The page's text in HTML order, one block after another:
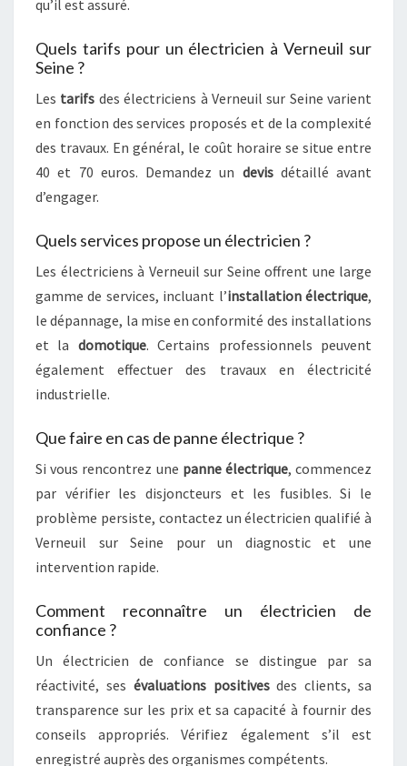
qu’il est assuré.
Quels tarifs pour un électricien à Verneuil sur
Seine ?
Les tarifs des électriciens à Verneuil sur Seine varient
en fonction des services proposés et de la complexité
des travaux. En général, le coût horaire se situe entre
40 et 70 euros. Demandez un devisdétaillé avant
d’engager.
Quels services propose un électricien ?
Les électriciens à Verneuil sur Seine offrent une large
gamme de services, incluant l’installation électrique,
le dépannage, la mise en conformité des installations
et la domotique. Certains professionnels peuvent
également effectuer des travaux en électricité
industrielle.
Que faire en cas de panne électrique ?
Si vous rencontrez une panne électrique, commencez
par vérifier les disjoncteurs et les fusibles. Si le
problème persiste, contactez un électricien qualifié à
Verneuil sur Seine pour un diagnostic et une
intervention rapide.
Comment reconnaître un électricien de
confiance ?
Un électricien de confiance se distingue par sa
réactivité, ses évaluations positivesdes clients, sa
transparence sur les prix et sa capacité à fournir des
conseils appropriés. Vérifiez également s’il est
enregistré auprès des organismes compétents.